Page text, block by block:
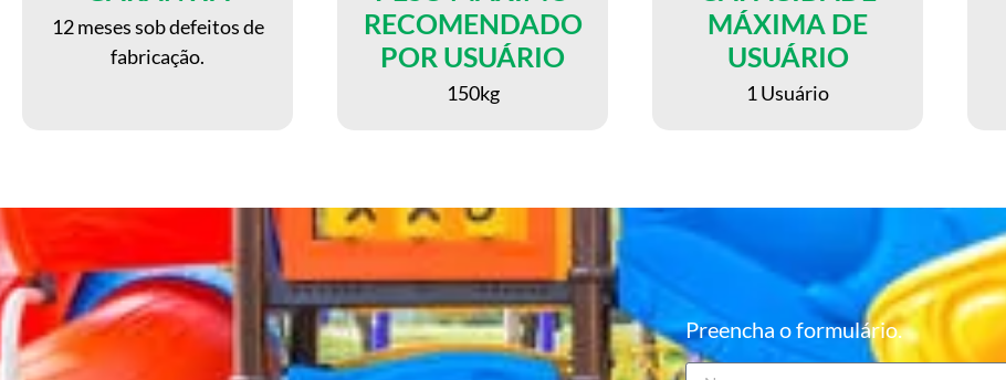
12 meses sob defeitos de
fabricação.
RECOMENDADO
POR USUÁRIO
150kg
MÁXIMA DE
USUÁRIO
1 Usuário
Preencha o formulário.